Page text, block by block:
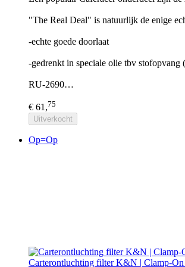
"The Real Deal" is natuurlijk de enige
-echte goede doorlaat
-gedrenkt in speciale olie tbv
RU-2690…
€ 61,75
Uitverkocht
Op=Op
Carterontluchting filter K&N | Clamp-